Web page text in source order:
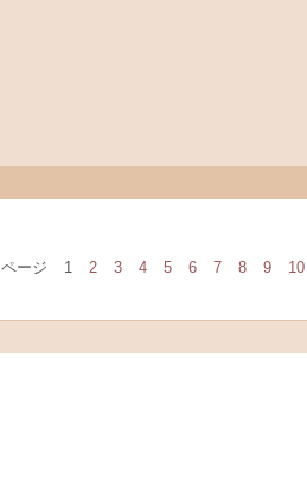
ページ
1 2 3 4 5 6 7 8 9 10